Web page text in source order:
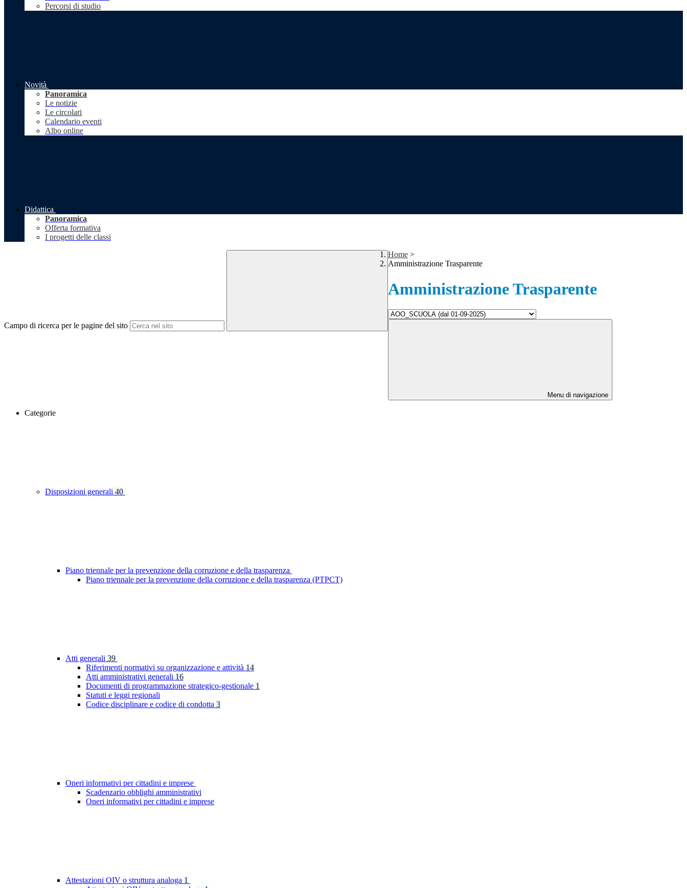
Percorsi di studio
Novità
Panoramica
Le notizie
Le circolari
Calendario eventi
Albo online
Didattica
Panoramica
Offerta formativa
I progetti delle classi
Campo di ricerca per le pagine del sito
Home >
Amministrazione Trasparente
Amministrazione Trasparente
Menu di navigazione
Categorie
Disposizioni generali 40
Piano triennale per la prevenzione della corruzione e della trasparenza
Piano triennale per la prevenzione della corruzione e della trasparenza (PTPCT)
Atti generali 39
Riferimenti normativi su organizzazione e attività 14
Atti amministrativi generali 16
Documenti di programmazione strategico-gestionale 1
Statuti e leggi regionali
Codice disciplinare e codice di condotta 3
Oneri informativi per cittadini e imprese
Scadenzario obblighi amministrativi
Oneri informativi per cittadini e imprese
Attestazioni OIV o struttura analoga 1